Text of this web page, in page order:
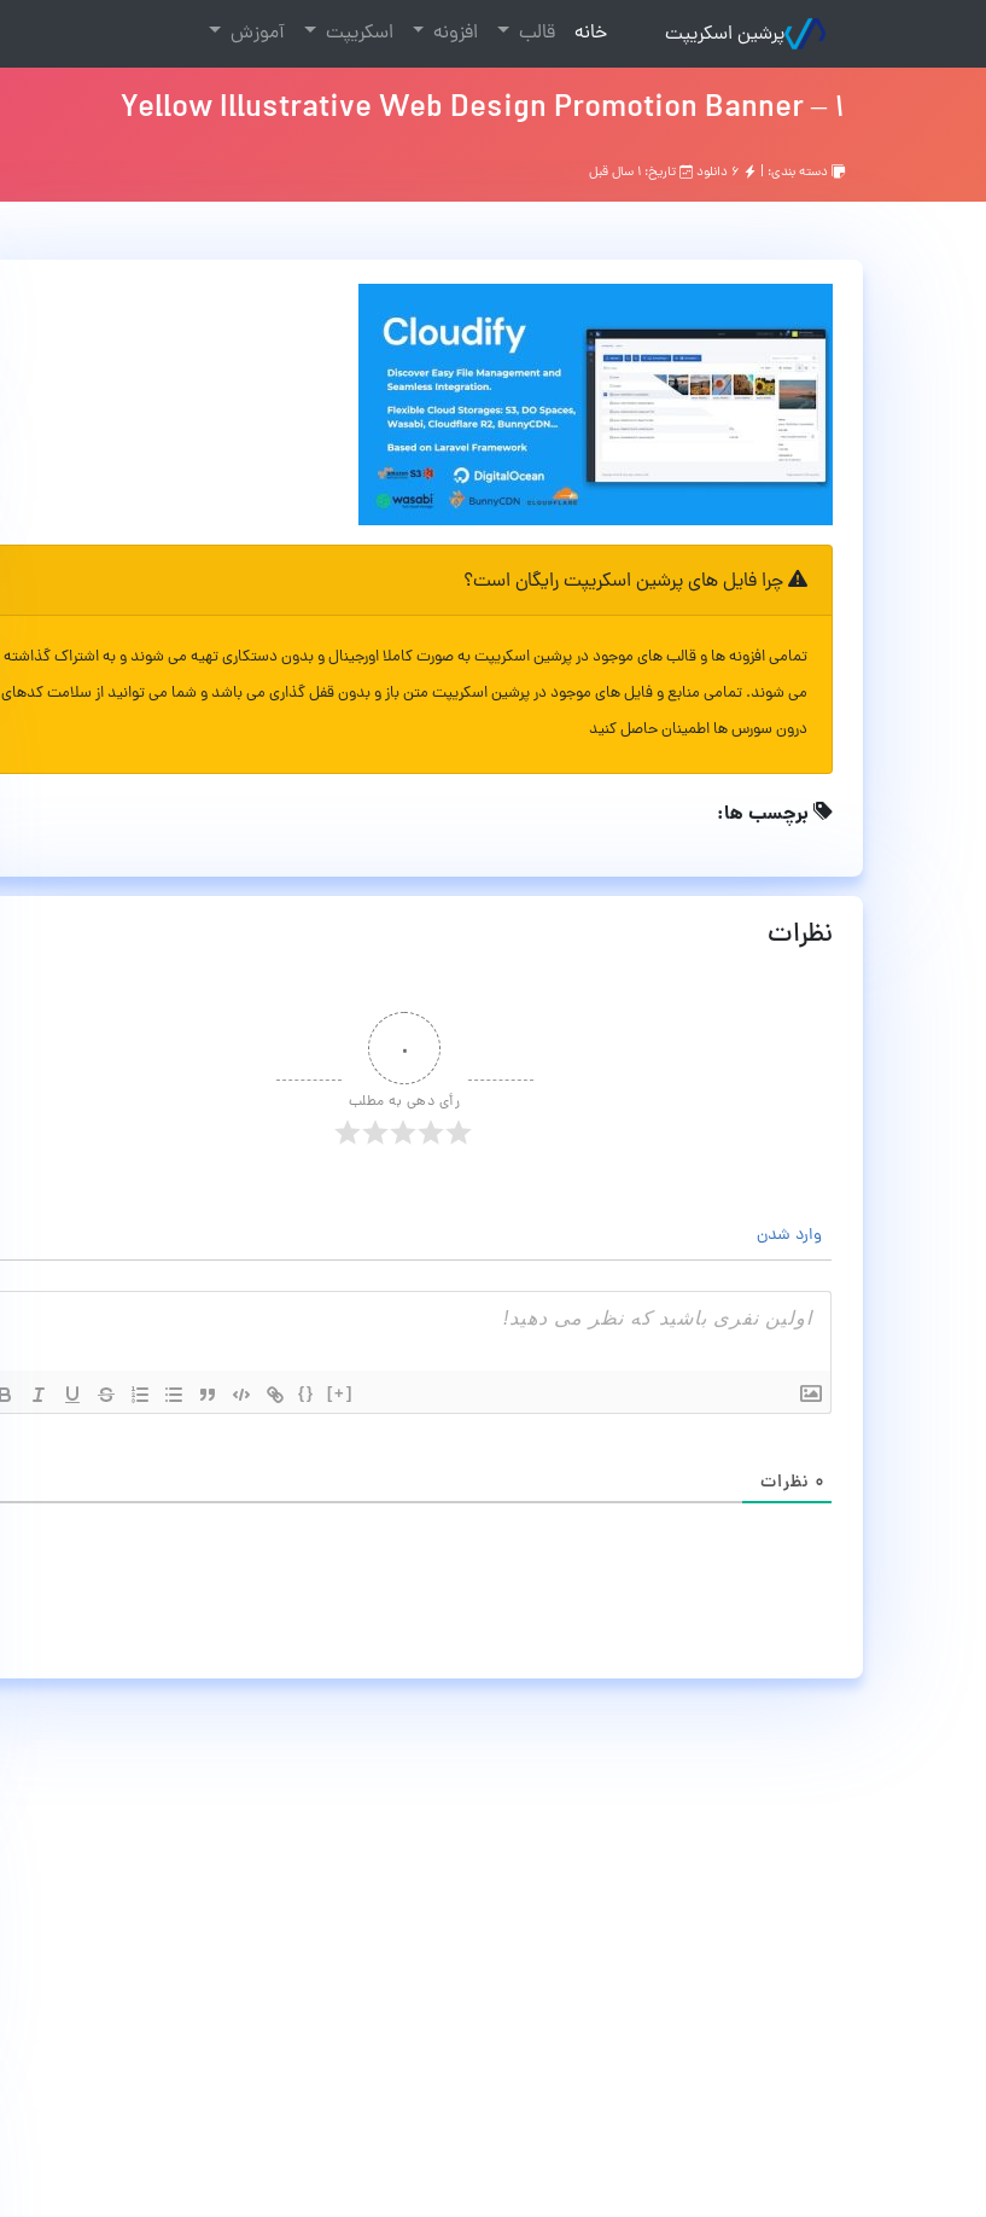
پرشین اسکریپت خانه
(current) قالب افزونه اسکریپت آموزش
Yellow Illustrative Web Design Promotion Banner – 1
دسته بندی: | تاریخ: ۱ سال قبل
چرا فایل های پرشین اسکریپت رایگان است؟
تمامی افزونه ها و قالب های موجود در پرشین اسکریپت به صورت کاملا اورجینال و بدون دستکاری تهیه می شوند و به اشتراک گذاشته
می شوند. تمامی منابع و فایل های موجود در پرشین اسکریپت متن باز و بدون قفل گذاری می باشد و شما می توانید از سلامت کدهای
درون سورس ها اطمینان حاصل کنید
برچسب ها:
نظرات
۰
رأی دهی به مطلب
وارد شدن
{} [+]
۰ نظرات